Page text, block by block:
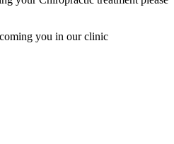
you in our clinic